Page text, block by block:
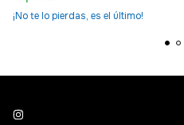
¡No te lo pierdas, es el último!